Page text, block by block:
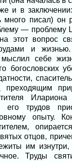
и в
много писал) он
— проблему
этот вопрос
и
себе
богословских
преходящим
его трудов
опыту.
отцов,
им
Труды